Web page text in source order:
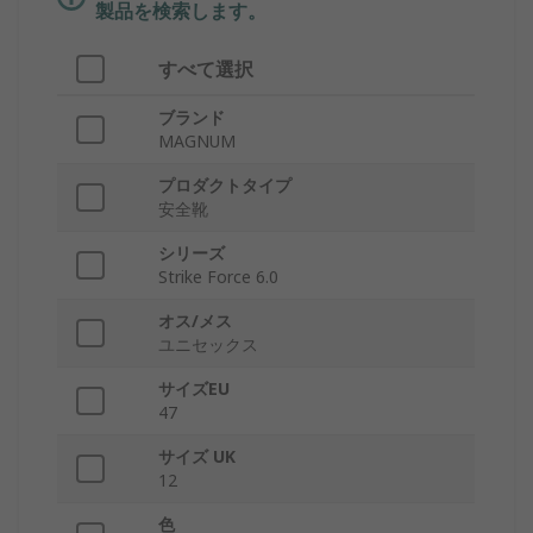
製品を検索します。
すべて選択
ブランド
MAGNUM
プロダクトタイプ
安全靴
シリーズ
Strike Force 6.0
オス/メス
ユニセックス
サイズEU
47
サイズ UK
12
色